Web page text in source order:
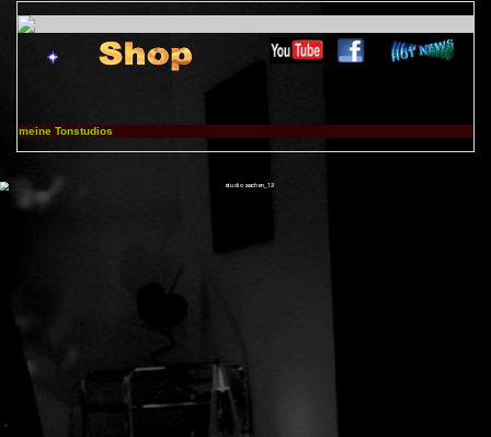
meine Tonstudios